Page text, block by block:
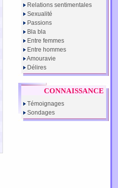
Relations sentimentales
Sexualité
Passions
Bla bla
Entre femmes
Entre hommes
Amouravie
Délires
CONNAISSANCE
Témoignages
Sondages